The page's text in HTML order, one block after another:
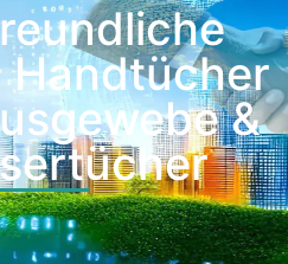
Handtücher
&